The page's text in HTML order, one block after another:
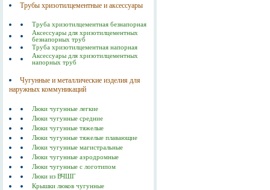
Трубы хризотилцементные и аксессуары
Труба хризотилцементная безнапорная
Аксессуары для хризотилцементных
безнапорных труб
Труба хризотилцементная напорная
Аксессуары для хризотилцементных
напорных труб
Чугунные и металлические изделия для
наружных коммуникаций
Люки чугунные легкие
Люки чугунные средние
Люки чугунные тяжелые
Люки чугунные тяжелые плавающие
Люки чугунные магистральные
Люки чугунные аэродромные
Люки чугунные с логотипом
Люки из ВЧШГ
Крышки люков чугунные